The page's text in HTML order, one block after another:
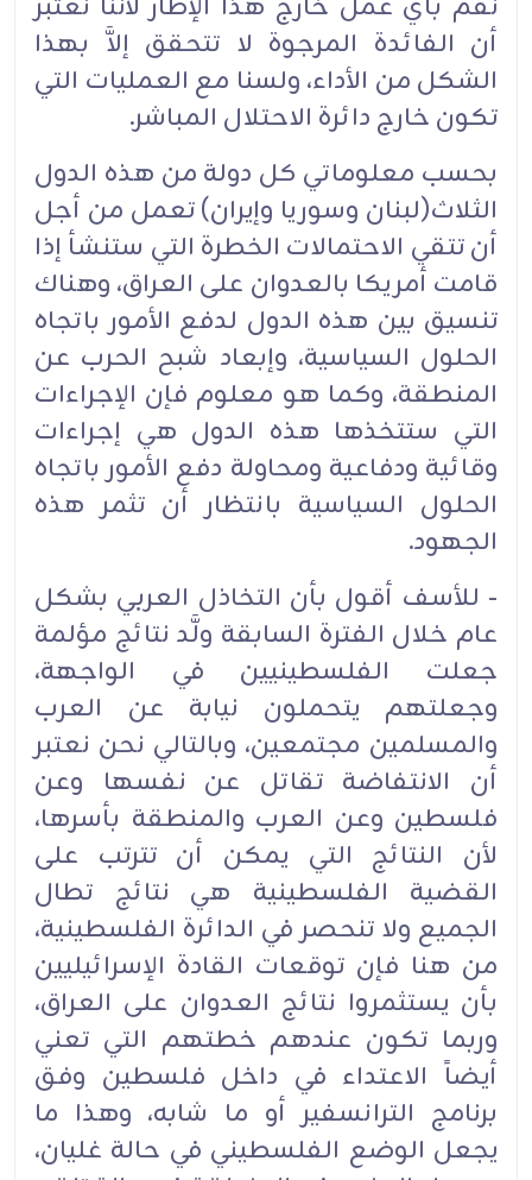
أن الفائدة المرجوة لا تتحقق إلاَّ بهذا
الشكل من الأداء، ولسنا مع العمليات التي
تكون خارج دائرة الاحتلال المباشر.‏
بحسب معلوماتي كل دولة من هذه الدول
الثلاث(لبنان وسوريا وإيران) تعمل من أجل
أن تتقي الاحتمالات الخطرة التي ستنشأ إذا
قامت أمريكا بالعدوان على العراق، وهناك
تنسيق بين هذه الدول لدفع الأمور باتجاه
الحلول السياسية، وإبعاد شبح الحرب عن
المنطقة، وكما هو معلوم فإن الإجراءات
التي ستتخذها هذه الدول هي إجراءات
وقائية ودفاعية ومحاولة دفع الأمور باتجاه
الحلول السياسية بانتظار أن تثمر هذه
الجهود.‏
- للأسف أقول بأن التخاذل العربي بشكل
عام خلال الفترة السابقة ولَّد نتائج مؤلمة
جعلت الفلسطينيين في الواجهة،
وجعلتهم يتحملون نيابة عن العرب
والمسلمين مجتمعين، وبالتالي نحن نعتبر
أن الانتفاضة تقاتل عن نفسها وعن
فلسطين وعن العرب والمنطقة بأسرها،
لأن النتائج التي يمكن أن تترتب على
القضية الفلسطينية هي نتائج تطال
الجميع ولا تنحصر في الدائرة الفلسطينية،
من هنا فإن توقعات القادة الإسرائيليين
بأن يستثمروا نتائج العدوان على العراق،
وربما تكون عندهم خطتهم التي تعني
أيضاً الاعتداء في داخل فلسطين وفق
برنامج الترانسفير أو ما شابه، وهذا ما
يجعل الوضع الفلسطيني في حالة غليان،